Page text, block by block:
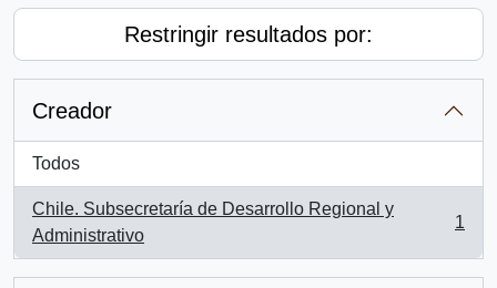
Restringir resultados por:
Creador
Todos
Chile. Subsecretaría de Desarrollo Regional y
Administrativo
, 1 resultados
1